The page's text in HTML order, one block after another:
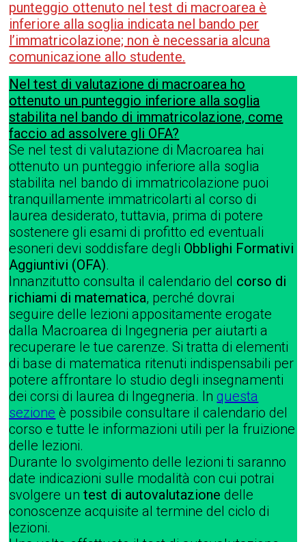
punteggio ottenuto nel test di macroarea è
inferiore alla soglia indicata nel bando per
l’immatricolazione; non è necessaria alcuna
comunicazione allo studente.
Nel test di valutazione di macroarea ho
ottenuto un punteggio inferiore alla soglia
stabilita nel bando di immatricolazione, come
faccio ad assolvere gli OFA?
Se nel test di valutazione di Macroarea hai
ottenuto un punteggio inferiore alla soglia
stabilita nel bando di immatricolazione puoi
tranquillamente immatricolarti al corso di
laurea desiderato, tuttavia, prima di potere
sostenere gli esami di profitto ed eventuali
esoneri devi soddisfare degli Obblighi Formativi
Aggiuntivi (OFA).
Innanzitutto consulta il calendario del corso di
richiami di matematica, perché dovrai
seguire delle lezioni appositamente erogate
dalla Macroarea di Ingegneria per aiutarti a
recuperare le tue carenze. Si tratta di elementi
di base di matematica ritenuti indispensabili per
potere affrontare lo studio degli insegnamenti
dei corsi di laurea di Ingegneria. Inquesta
sezione è possibile consultare il calendario del
corso e tutte le informazioni utili per la fruizione
delle lezioni.
Durante lo svolgimento delle lezioni ti saranno
date indicazioni sulle modalità con cui potrai
svolgere untest di autovalutazione delle
conoscenze acquisite al termine del ciclo di
lezioni.